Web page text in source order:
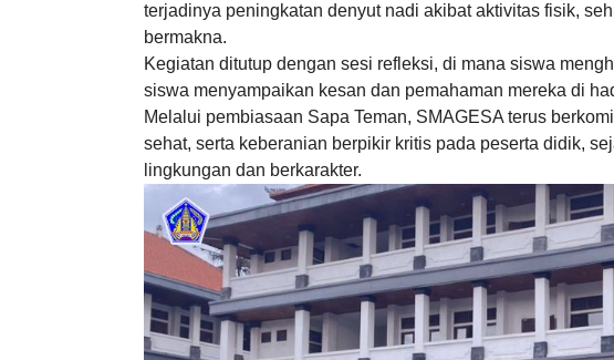
terjadinya peningkatan denyut nadi akibat aktivitas fisik,
bermakna.
Kegiatan ditutup dengan sesi refleksi, di mana siswa
siswa menyampaikan kesan dan pemahaman mereka di
Melalui pembiasaan Sapa Teman, SMAGESA terus
sehat, serta keberanian berpikir kritis pada peserta didik,
lingkungan dan berkarakter.